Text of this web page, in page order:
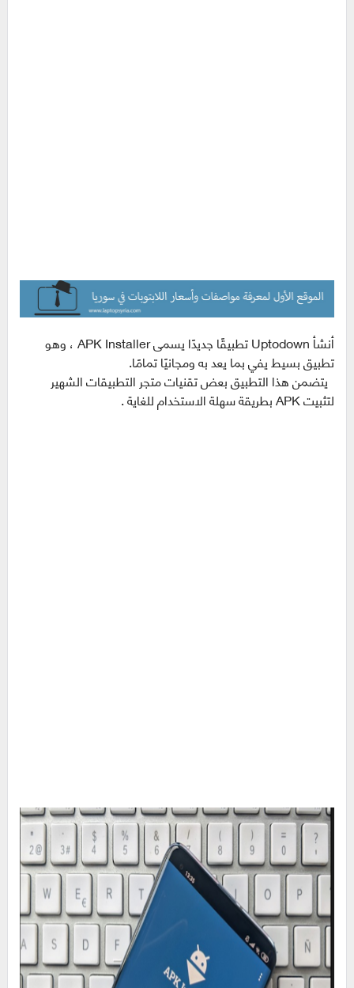
أنشأ Uptodown تطبيقًا جديدًا يسمى APK Installer ، وهو
تطبيق بسيط يفي بما يعد به ومجانيًا تمامًا.
يتضمن هذا التطبيق بعض تقنيات متجر التطبيقات الشهير
لتثبيت APK بطريقة سهلة الاستخدام للغاية .